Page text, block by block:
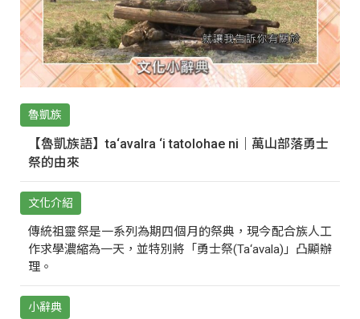
魯凱族
【魯凱族語】ta‘avalra ‘i tatolohae ni｜萬山部落勇士
祭的由來
文化介紹
傳統祖靈祭是一系列為期四個月的祭典，現今配合族人工
作求學濃縮為一天，並特別將「勇士祭(Ta‘avala)」凸顯辦
理。
小辭典